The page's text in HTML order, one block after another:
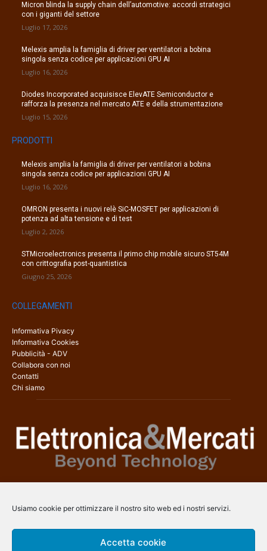
Usiamo cookie per ottimizzare il nostro sito web ed i nostri servizi.
Accetta cookie
Micron blinda la supply chain dell’automotive: accordi strategici
con i giganti del settore
Luglio 17, 2026
Melexis amplia la famiglia di driver per ventilatori a bobina
singola senza codice per applicazioni GPU AI
Luglio 16, 2026
Diodes Incorporated acquisisce ElevATE Semiconductor e
rafforza la presenza nel mercato ATE e della strumentazione
Luglio 15, 2026
PRODOTTI
Melexis amplia la famiglia di driver per ventilatori a bobina
singola senza codice per applicazioni GPU AI
Luglio 16, 2026
OMRON presenta i nuovi relè SiC-MOSFET per applicazioni di
potenza ad alta tensione e di test
Luglio 2, 2026
STMicroelectronics presenta il primo chip mobile sicuro ST54M
con crittografia post-quantistica
Giugno 25, 2026
COLLEGAMENTI
Informativa Pivacy
Informativa Cookies
Pubblicità - ADV
Collabora con noi
Contatti
Chi siamo
una copertura a 360° che coinvolge tecnologie, prodotti, mercati e
info@arscommunication.it